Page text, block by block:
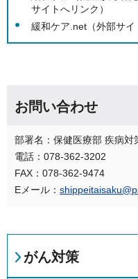
サイトへリンク）
緩和ケア.net（外部サイ
お問い合わせ
部署名：保健医療部 疾病対
電話：078-362-3202
FAX：078-362-9474
Eメール：
がん対策